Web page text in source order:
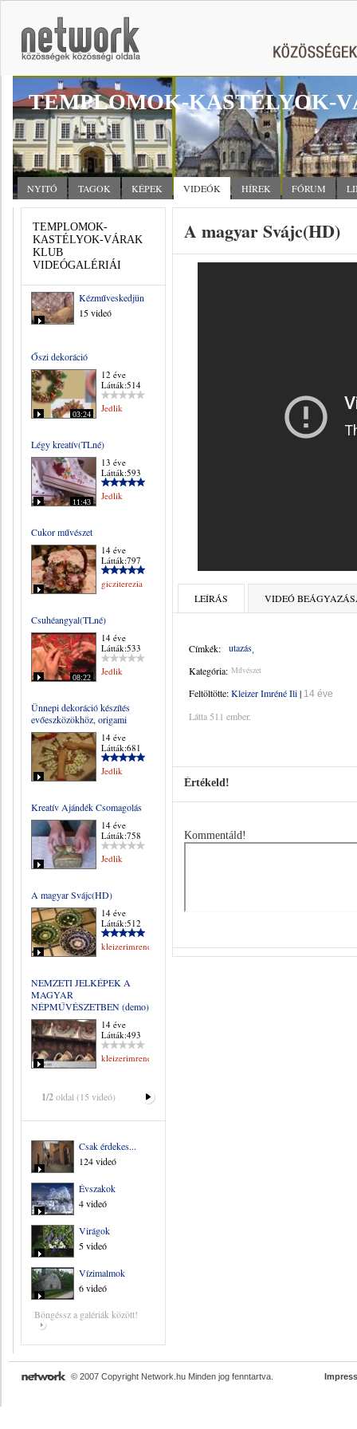
TEMPLOMOK-KASTÉLYOK-
NYITÓ TAGOK KÉPEK VIDEÓK HÍREK FÓRUM
TEMPLOMOK-
KASTÉLYOK-VÁRAK
KLUB
VIDEÓGALÉRIÁI
Kézműveskedjünk
15 videó
Őszi dekoráció
03:24
12 éve
Látták:514
Jedlik
Légy kreatív(TLné)
11:43
13 éve
Látták:593
Jedlik
Cukor művészet
14 éve
Látták:797
gicziterezia
Csuhéangyal(TLné)
08:22
14 éve
Látták:533
Jedlik
Ünnepi dekoráció készítés
evőeszközökhöz, origami
14 éve
Látták:681
Jedlik
Kreatív Ajándék Csomagolás
14 éve
Látták:758
Jedlik
A magyar Svájc(HD)
14 éve
Látták:512
kleizerimrene
NEMZETI JELKÉPEK A
MAGYAR
NÉPMŰVÉSZETBEN (demo)
14 éve
Látták:493
kleizerimrene
1/2oldal (15 videó)
Csak érdekes...
124 videó
Évszakok
4 videó
Virágok
5 videó
Vízimalmok
6 videó
Böngéssz a galériák között!
A magyar Svájc(HD)
LEÍRÁS VIDEÓ
Címkék:
utazás
Kategória: Művészet
Feltöltötte:Kleizer Imréné Ili| 14 éve
Látta 511 ember.
Értékeld!
Kommentáld!
© 2007 Copyright Network.hu Minden jog fenntartva.